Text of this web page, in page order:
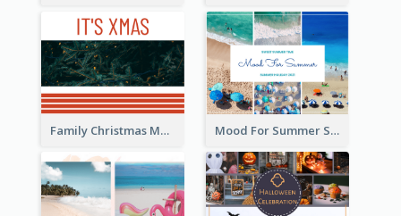
Family Christmas Memories Seasonal Photo Book Mood For Summer Seasonal Photo Book